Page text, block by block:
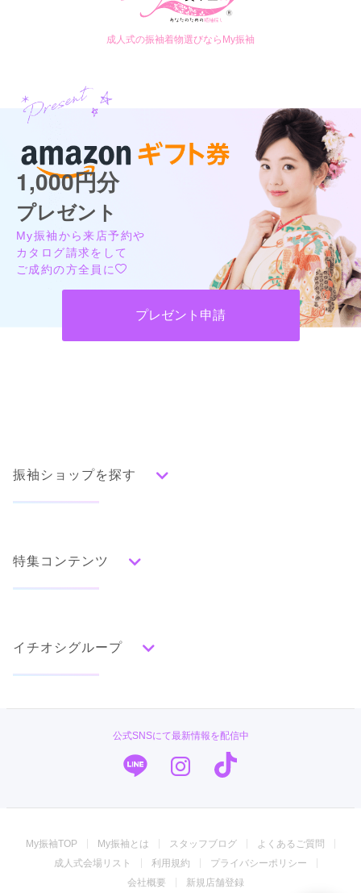
成人式の振袖着物選びならMy振袖
1,000円分
プレゼント
My振袖から来店予約や
カタログ請求をして
ご成約の方全員に
プレゼント申請
振袖ショップを探す
みんなの振袖ランキングトップ
色別ランキング
グレー
白
エレガント キュート クール
百合
橘 蝶 鶴 松竹梅 扇面 車
華籠
熨斗
宝尽 波 雪輪 雲取り 道長取り
矢絣
縞 その他
口コミから探す
特集コンテンツ
ママ振特集
個性的振袖コーディネート特集
成人式レポート
振袖ブランド特集
イチオシグループ
ジョイフル恵利
振袖専門店 一蔵
公式SNSにて最新情報を配信中
My振袖TOP My振袖とは スタッフブログ
よくあるご質問
成人式会場リスト
利用規約
プライバシーポリシー
会社概要
新規店舗登録